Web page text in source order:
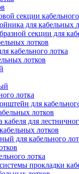
секции
для кабельных
секции для
лотков
кабельного лотка
лотков
лотка
для
лотков
для
лотков
для кабельного
лотка
прокладки